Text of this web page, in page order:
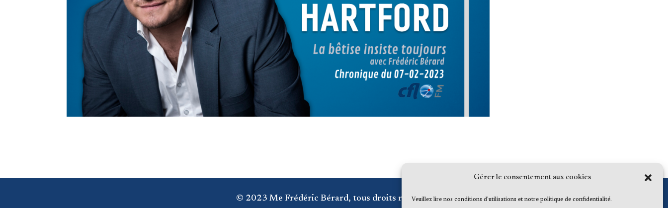
Gérer le consentement aux cookies
Veuillez lire nos conditions d'utilisations et notre politique de confidentialité.
© 2023 Me Frédéric Bérard, tous droits réservés